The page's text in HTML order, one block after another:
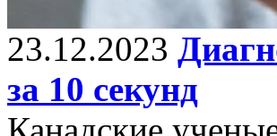
23.12.2023
за 10 секунд